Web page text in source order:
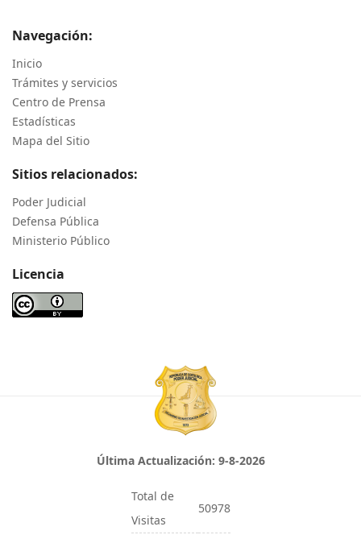
Navegación:
Inicio
Trámites y servicios
Centro de Prensa
Estadísticas
Mapa del Sitio
Sitios relacionados:
Poder Judicial
Defensa Pública
Ministerio Público
Licencia
Última Actualización: 9-8-2026
Total de
Visitas
50978